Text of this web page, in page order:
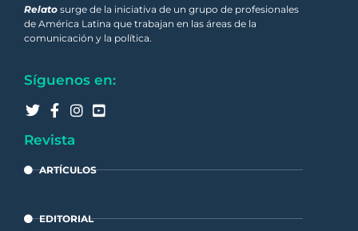
Relato surge de la iniciativa de un grupo de profesionales
de América Latina que trabajan en las áreas de la
comunicación y la política.
Síguenos en:
Revista
ARTÍCULOS
EDITORIAL